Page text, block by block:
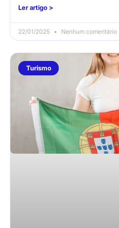
Ler artigo >
22/01/2025 Nenhum comentário
Turismo